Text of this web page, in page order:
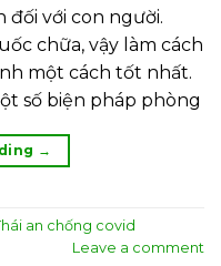
đối với con người.
chữa, vậy làm cách
một cách tốt nhất.
số biện pháp phòng
→
an chống covid
Leave a comment